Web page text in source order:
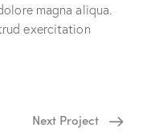
magna aliqua.
exercitation
Next Project